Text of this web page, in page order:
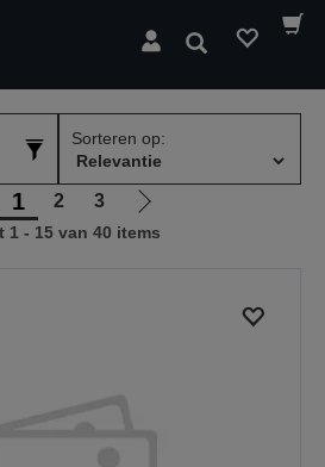
Zoeken
Sorteren op:
1 2 3
Ga
naar
1 - 15 van 40 items